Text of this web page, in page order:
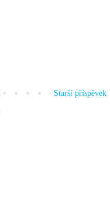
Starší příspěvek